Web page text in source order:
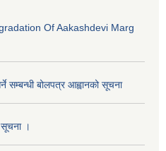
Of Aakashdevi Marg
सम्बन्धी बोलपत्र आह्वानको सूचना
सूचना ।